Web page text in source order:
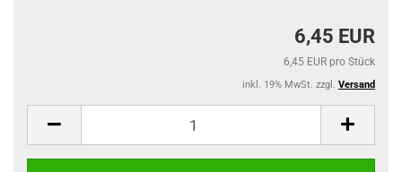
6,45 EUR
6,45 EUR pro Stück
inkl. 19% MwSt. zzgl. Versand